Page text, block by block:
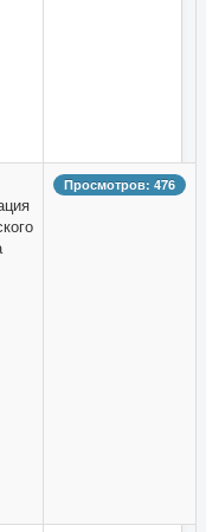
Просмотров: 476